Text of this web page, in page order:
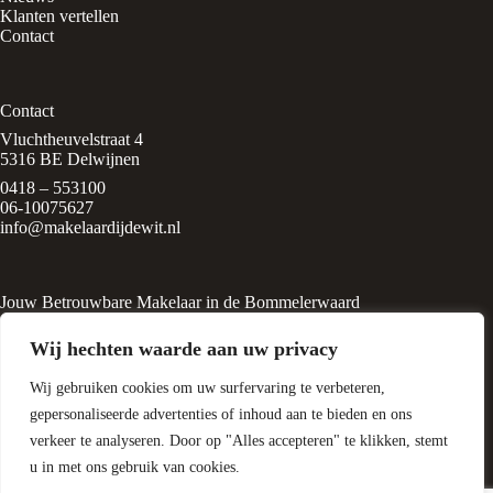
Wij hechten waarde aan uw privacy
Wij gebruiken cookies om uw surfervaring te verbeteren,
gepersonaliseerde advertenties of inhoud aan te bieden en ons
verkeer te analyseren. Door op "Alles accepteren" te klikken, stemt
u in met ons gebruik van cookies.
Klanten vertellen
Contact
Contact
Vluchtheuvelstraat 4
5316 BE Delwijnen
0418 – 553100
06-10075627
info@makelaardijdewit.nl
Jouw Betrouwbare Makelaar in de Bommelerwaard
rustige, groene dorp
geleid door Liesbeth de Wit, een
ervaren makelaar met een passie voor huizen en